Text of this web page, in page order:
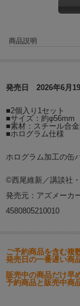
商品説明
発売日 2026年6月19
■2個入り1セット
■サイズ：約φ56mm
■素材：スチール合
■ホログラム仕様
ホログラム加工の缶
©西尾維新／講談社
発売元：アズメーカ
4580805210010
ご予約商品を含む複
発売日の一番遅い商
販売中の商品だけ早
予約商品と販売中商